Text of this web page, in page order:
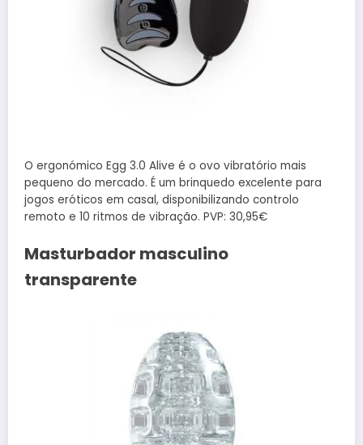
O ergonómico Egg 3.0 Alive é o ovo vibratório mais
pequeno do mercado. É um brinquedo excelente para
jogos eróticos em casal, disponibilizando controlo
remoto e 10 ritmos de vibração. PVP: 30,95€
Masturbador masculino
transparente